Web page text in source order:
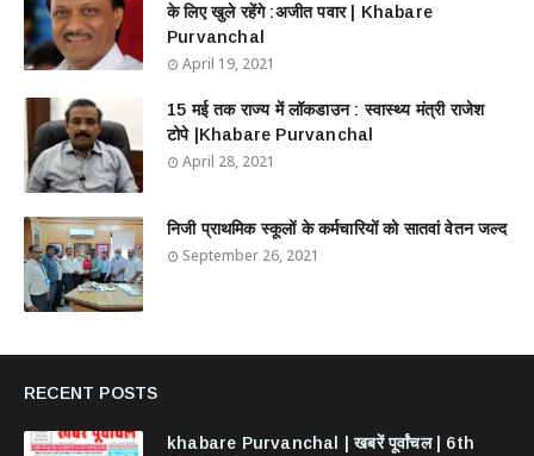
के लिए खुले रहेंगे :अजीत पवार | Khabare
Purvanchal
April 19, 2021
15 मई तक राज्य में लॉकडाउन : स्वास्थ्य मंत्री राजेश
टोपे |Khabare Purvanchal
April 28, 2021
निजी प्राथमिक स्कूलों के कर्मचारियों को सातवां वेतन जल्द
September 26, 2021
RECENT POSTS
khabare Purvanchal | खबरें पूर्वांचल | 6th